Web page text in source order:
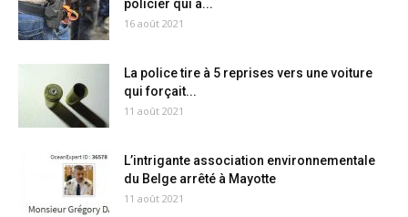
policier qui a...
16 août 2021
La police tire à 5 reprises vers une voiture
qui forçait...
11 août 2021
L’intrigante association environnementale
du Belge arrêté à Mayotte
11 août 2021